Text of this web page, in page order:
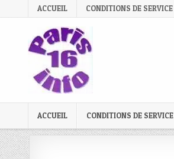
to
ACCUEIL CONDITIONS DE SERVICE
ACCUEIL CONDITIONS DE SERVICE